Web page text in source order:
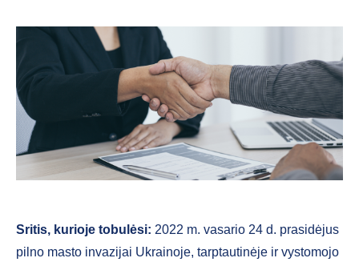
Sritis, kurioje tobulėsi: 2022 m. vasario 24 d. prasidėjus
pilno masto invazijai Ukrainoje, tarptautinėje ir vystomojo